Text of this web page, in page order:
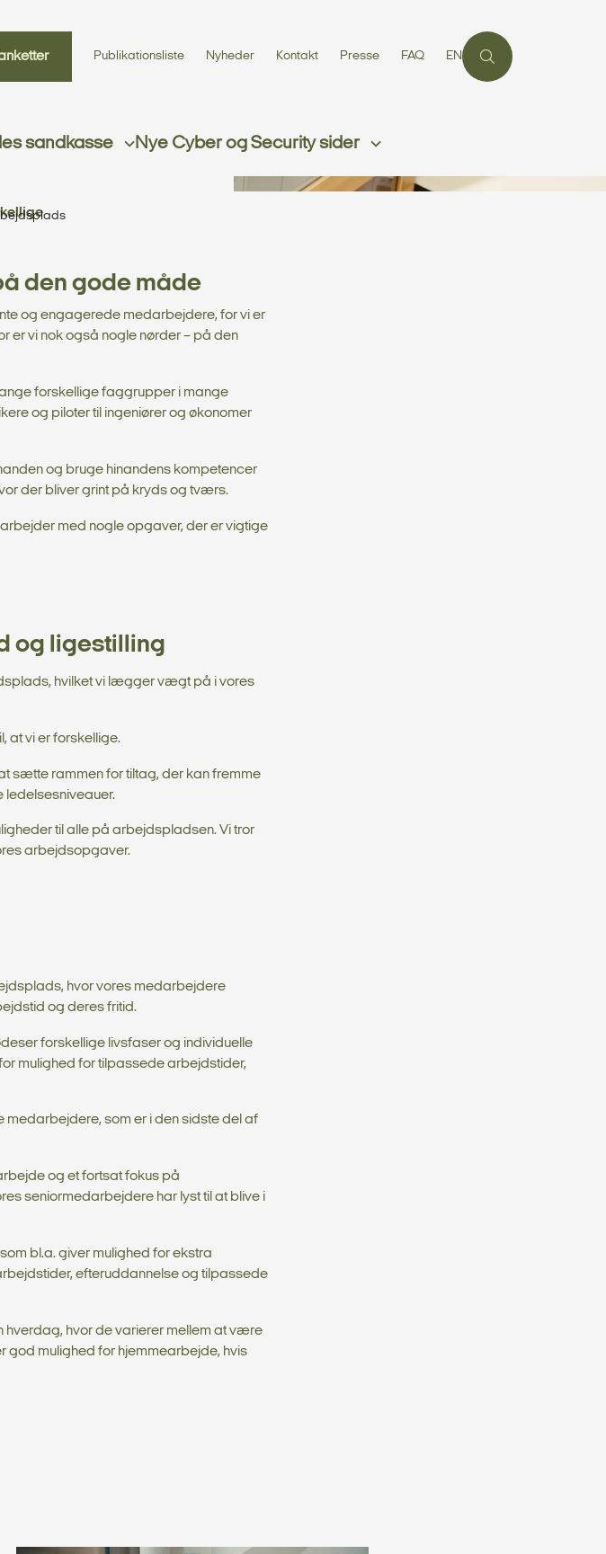
Publikationsliste Nyheder Kontakt Presse FAQ EN
sandkasse Nye Cyber og Security sider
den gode måde
og engagerede medarbejdere, for vi er
er vi nok også nogle nørder – på den
forskellige faggrupper i mange
og piloter til ingeniører og økonomer
og bruge hinandens kompetencer
der bliver grint på kryds og tværs.
med nogle opgaver, der er vigtige
og ligestilling
hvilket vi lægger vægt på i vores
at vi er forskellige.
sætte rammen for tiltag, der kan fremme
ledelsesniveauer.
til alle på arbejdspladsen. Vi tror
arbejdsopgaver.
hvor vores medarbejdere
og deres fritid.
forskellige livsfaser og individuelle
mulighed for tilpassede arbejdstider,
som er i den sidste del af
og et fortsat fokus på
seniormedarbejdere har lyst til at blive i
bl.a. giver mulighed for ekstra
efteruddannelse og tilpassede
hvor de varierer mellem at være
god mulighed for hjemmearbejde, hvis